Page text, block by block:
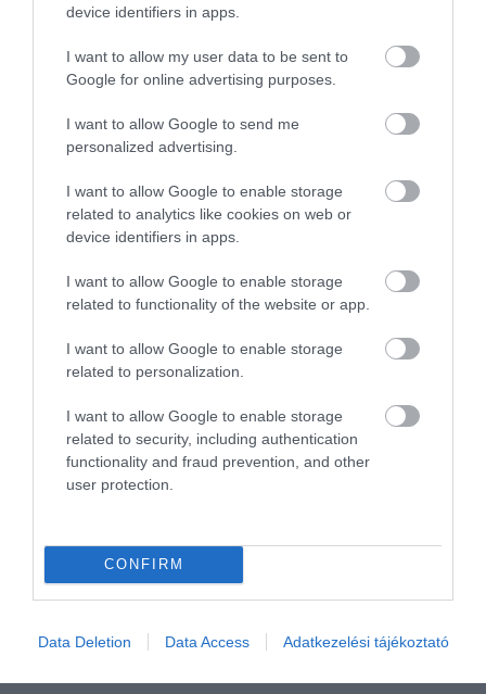
device identifiers in apps.
I want to allow my user data to be sent to
Google for online advertising purposes.
I want to allow Google to send me
personalized advertising.
I want to allow Google to enable storage
related to analytics like cookies on web or
device identifiers in apps.
I want to allow Google to enable storage
related to functionality of the website or app.
I want to allow Google to enable storage
related to personalization.
I want to allow Google to enable storage
related to security, including authentication
functionality and fraud prevention, and other
user protection.
CONFIRM
Data Deletion Data Access Adatkezelési tájékoztató